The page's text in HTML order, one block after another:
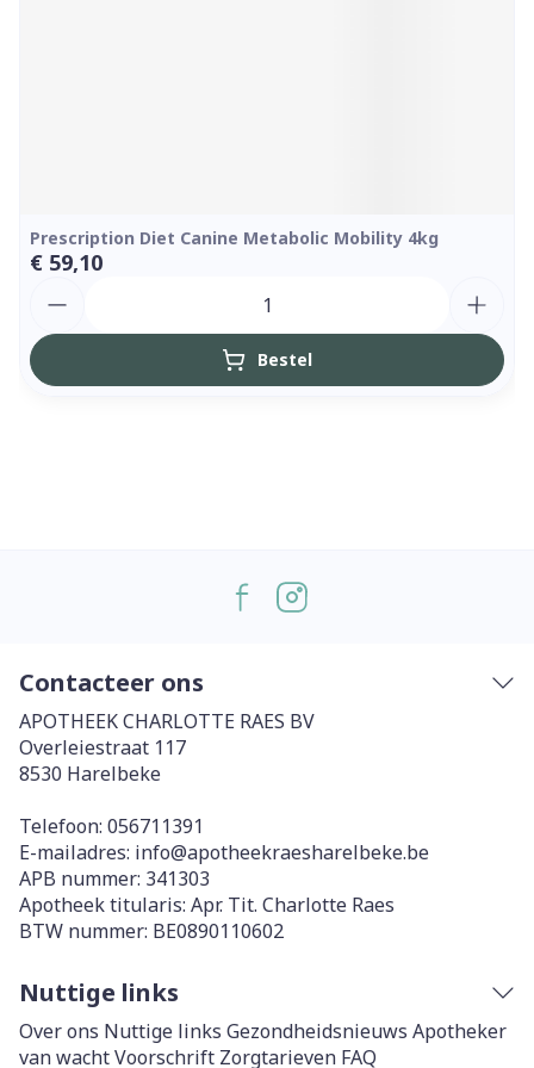
Prescription Diet Canine Metabolic Mobility 4kg
€ 59,10
Bestel
Contacteer ons
APOTHEEK CHARLOTTE RAES BV
Overleiestraat 117
8530 Harelbeke
Telefoon: 056711391
E-mailadres: info@apotheekraesharelbeke.be
APB nummer: 341303
Apotheek titularis: Apr. Tit. Charlotte Raes
BTW nummer: BE0890110602
Nuttige links
Over ons Nuttige links Gezondheidsnieuws Apotheker
van wachtVoorschrift Zorgtarieven FAQ